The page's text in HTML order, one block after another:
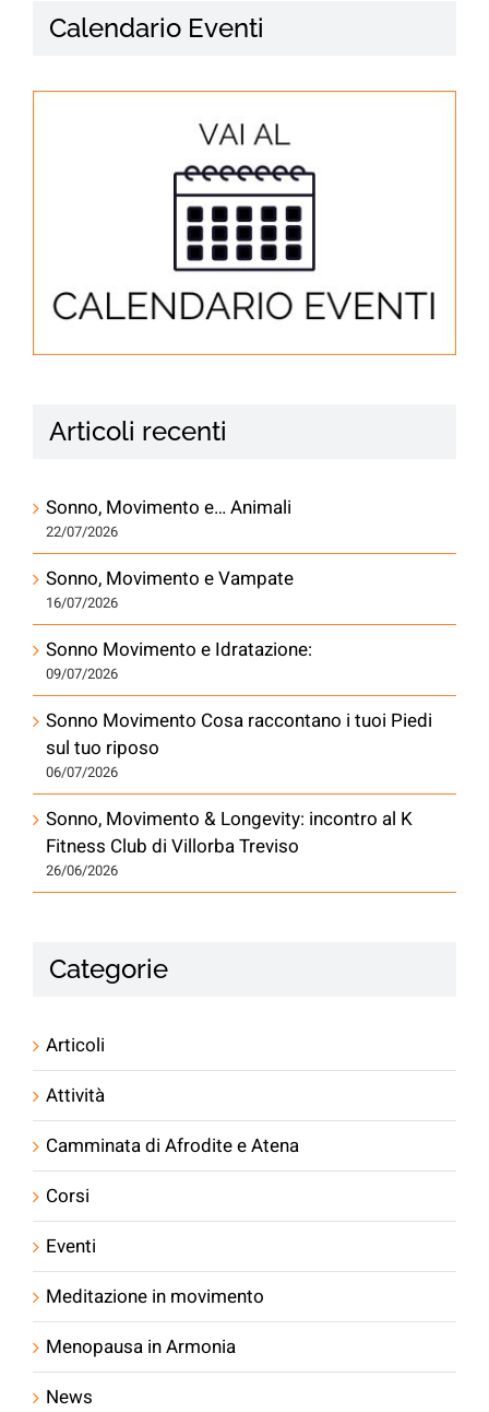
Calendario Eventi
Articoli recenti
Sonno, Movimento e… Animali
22/07/2026
Sonno, Movimento e Vampate
16/07/2026
Sonno Movimento e Idratazione:
09/07/2026
Sonno Movimento Cosa raccontano i tuoi Piedi
sul tuo riposo
06/07/2026
Sonno, Movimento & Longevity: incontro al K
Fitness Club di Villorba Treviso
26/06/2026
Categorie
Articoli
Attività
Camminata di Afrodite e Atena
Corsi
Eventi
Meditazione in movimento
Menopausa in Armonia
News